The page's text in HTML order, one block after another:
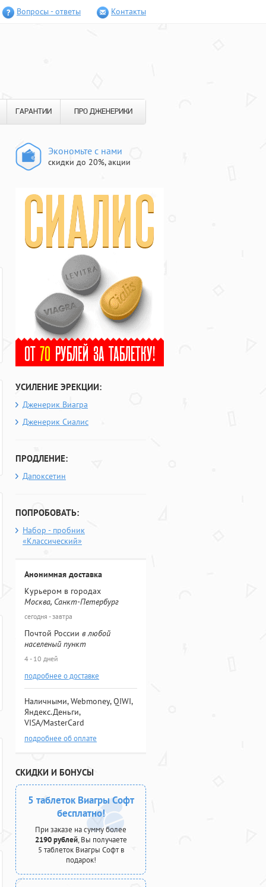
Вопросы - ответы Контакты
ГАРАНТИИ ПРО ДЖЕНЕРИКИ
Экономьте с нами
скидки до 20%, акции
УСИЛЕНИЕ ЭРЕКЦИИ:
Дженерик Виагра
Дженерик Сиалис
ПРОДЛЕНИЕ:
Дапоксетин
ПОПРОБОВАТЬ:
Набор - пробник
«Классический»
Анонимная доставка
Курьером в городах
Москва, Санкт-Петербург
сегодня - завтра
Почтой России в любой
населеный пункт
4 - 10 дней
подробнее о доставке
Наличными, Webmoney, QIWI,
Яндекс.Деньги,
VISA/MasterCard
подробнее об оплате
СКИДКИ И БОНУСЫ
5 таблеток Виагры Софт
бесплатно!
При заказе на сумму более
2190 рублей, Вы получаете
5 таблеток Виагры Софт в
подарок!